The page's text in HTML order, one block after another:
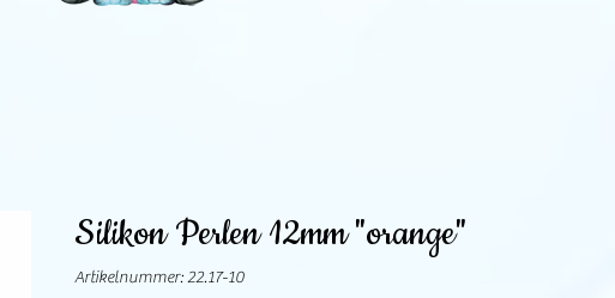
Silikon Perlen 12mm "orange"
Artikelnummer: 22.17-10